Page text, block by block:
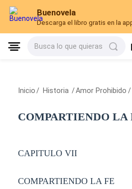
Buenovela
Descarga el libro gratis en la
Busca lo que quieras
Inicio / Historia /Amor Prohibido /
COMPARTIENDO LA
CAPITULO VII
COMPARTIENDO LA FE